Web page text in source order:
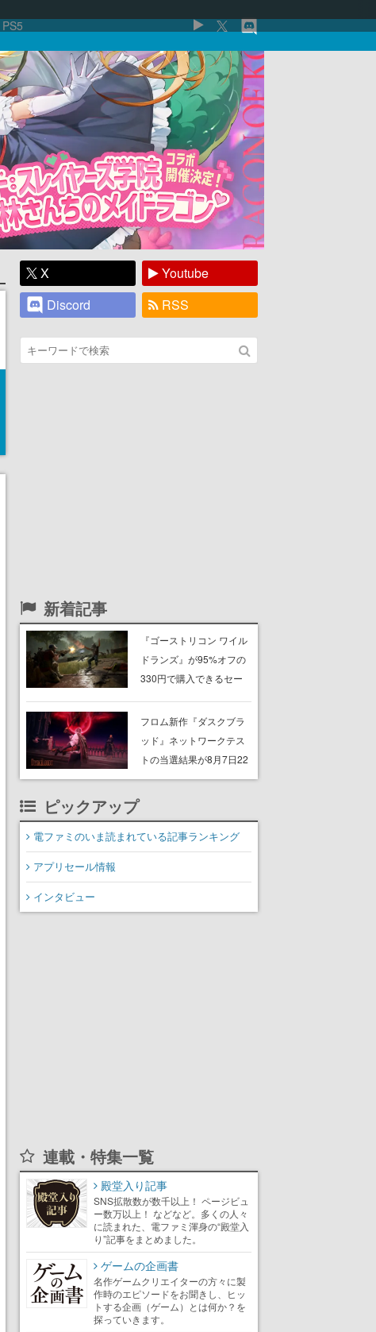
PS5
X
Youtube
Discord
RSS
新着記事
『ゴーストリコン ワイル
ドランズ』が95%オフの
330円で購入できるセー
Storeで開催中。無料の大
型アップデート「ラスト
ライツ」が配信され、期
フロム新作『ダスクブラ
ッド』ネットワークテス
トの当選結果が8月7日22
時に発表へ。応募サイト
日～24日
ピックアップ
電ファミのいま読まれている記事ランキング
アプリセール情報
インタビュー
連載・特集一覧
殿堂入り記事
SNS拡散数が数千以上！ ページビュ
ー数万以上！ などなど。多くの人々
に読まれた、電ファミ渾身の“殿堂入
り”記事をまとめました。
ゲームの企画書
名作ゲームクリエイターの方々に製
作時のエピソードをお聞きし、ヒッ
トする企画（ゲーム）とは何か？を
探っていきます。